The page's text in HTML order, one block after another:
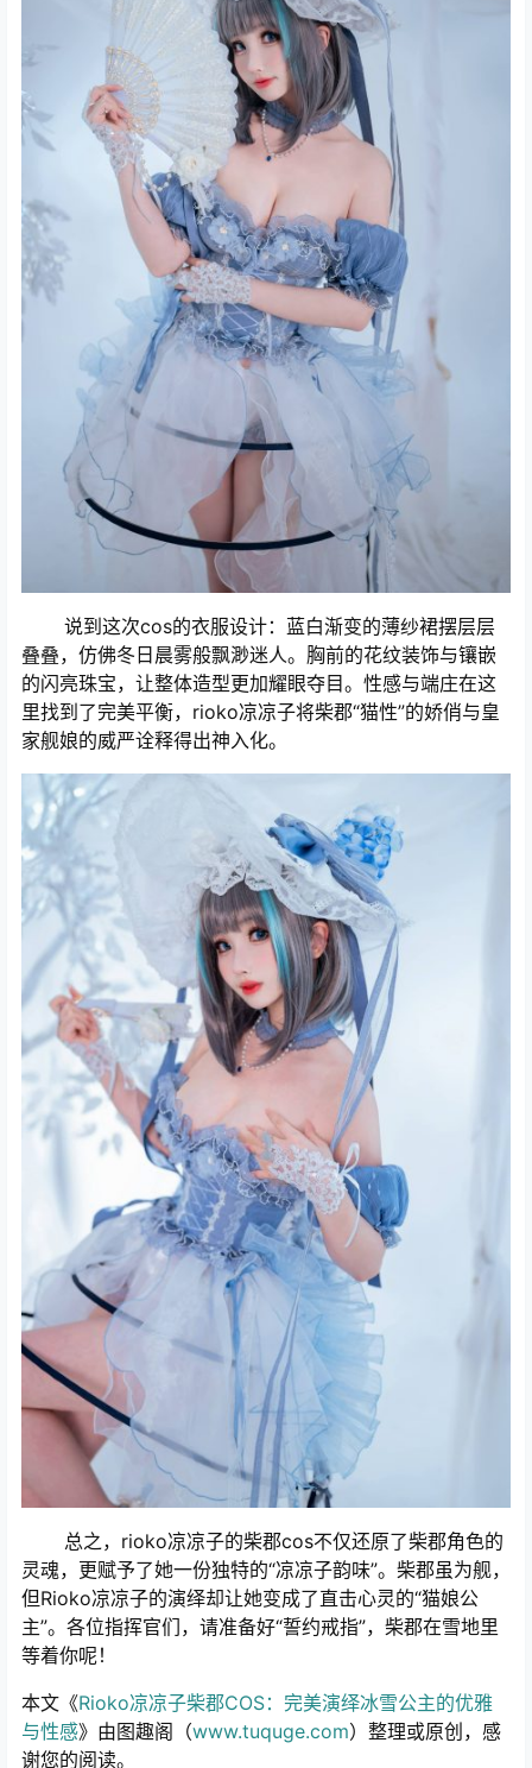
说到这次cos的衣服设计：蓝白渐变的薄纱裙摆层层
叠叠，仿佛冬日晨雾般飘渺迷人。胸前的花纹装饰与镶嵌
的闪亮珠宝，让整体造型更加耀眼夺目。性感与端庄在这
里找到了完美平衡，rioko凉凉子将柴郡“猫性”的娇俏与皇
家舰娘的威严诠释得出神入化。
总之，rioko凉凉子的柴郡cos不仅还原了柴郡角色的
灵魂，更赋予了她一份独特的“凉凉子韵味”。柴郡虽为舰，
但Rioko凉凉子的演绎却让她变成了直击心灵的“猫娘公
主”。各位指挥官们，请准备好“誓约戒指”，柴郡在雪地里
等着你呢！
本文《Rioko凉凉子柴郡COS：完美演绎冰雪公主的优雅
与性感》由图趣阁（www.tuquge.com）整理或原创，感
谢您的阅读。